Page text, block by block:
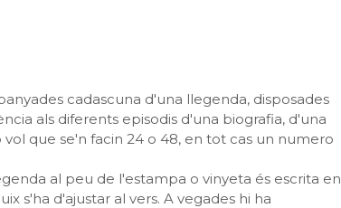
cadascuna d'una llegenda, disposades
als diferents episodis d'una biografia, d'una
que se'n facin 24 o 48, en tot cas un numero
al peu de l'estampa o vinyeta és escrita en
s'ha d'ajustar al vers. A vegades hi ha